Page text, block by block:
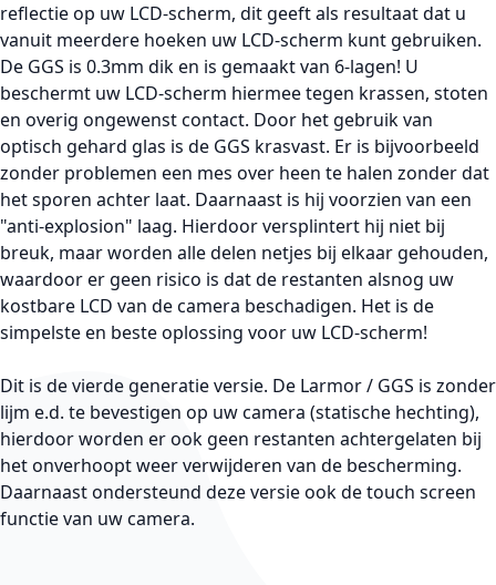
reflectie op uw LCD-scherm, dit geeft als resultaat dat u
vanuit meerdere hoeken uw LCD-scherm kunt gebruiken.
De GGS is 0.3mm dik en is gemaakt van 6-lagen! U
beschermt uw LCD-scherm hiermee tegen krassen, stoten
en overig ongewenst contact. Door het gebruik van
optisch gehard glas is de GGS krasvast. Er is bijvoorbeeld
zonder problemen een mes over heen te halen zonder dat
het sporen achter laat. Daarnaast is hij voorzien van een
"anti-explosion" laag. Hierdoor versplintert hij niet bij
breuk, maar worden alle delen netjes bij elkaar gehouden,
waardoor er geen risico is dat de restanten alsnog uw
kostbare LCD van de camera beschadigen. Het is de
simpelste en beste oplossing voor uw LCD-scherm!
Dit is de vierde generatie versie. De Larmor / GGS is zonder
lijm e.d. te bevestigen op uw camera (statische hechting),
hierdoor worden er ook geen restanten achtergelaten bij
het onverhoopt weer verwijderen van de bescherming.
Daarnaast ondersteund deze versie ook de touch screen
functie van uw camera.